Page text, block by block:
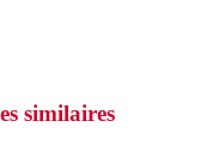
similaires